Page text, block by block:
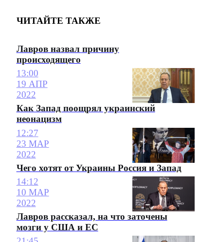
ЧИТАЙТЕ ТАКЖЕ
Лавров назвал причину
происходящего
13:00
19 АПР
2022
Как Запад поощрял украинский
неонацизм
12:27
23 МАР
2022
Чего хотят от Украины Россия и Запад
14:12
10 МАР
2022
Лавров рассказал, на что заточены
мозги у США и ЕС